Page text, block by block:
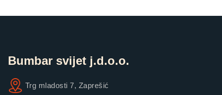
Bumbar svijet j.d.o.o.
Trg mladosti 7, Zaprešić